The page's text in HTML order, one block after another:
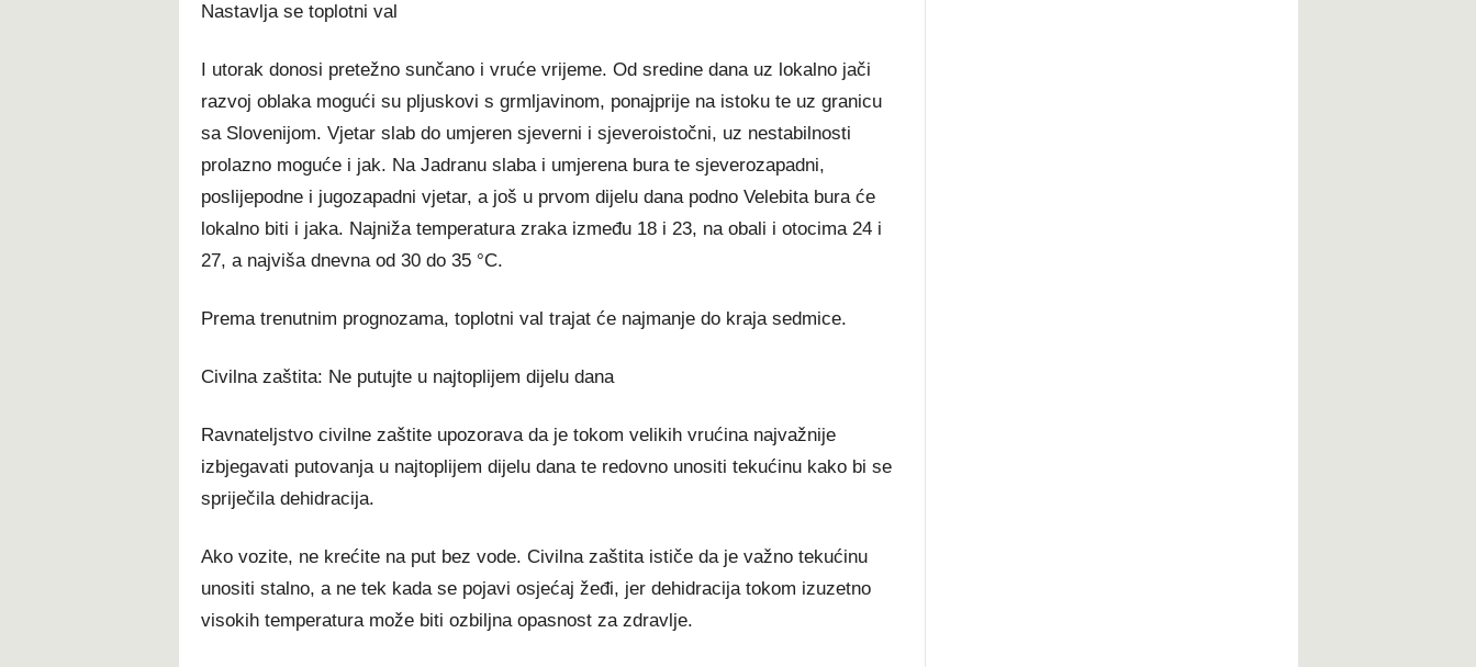
Nastavlja se toplotni val
I utorak donosi pretežno sunčano i vruće vrijeme. Od sredine dana uz lokalno jači
razvoj oblaka mogući su pljuskovi s grmljavinom, ponajprije na istoku te uz granicu
sa Slovenijom. Vjetar slab do umjeren sjeverni i sjeveroistočni, uz nestabilnosti
prolazno moguće i jak. Na Jadranu slaba i umjerena bura te sjeverozapadni,
poslijepodne i jugozapadni vjetar, a još u prvom dijelu dana podno Velebita bura će
lokalno biti i jaka. Najniža temperatura zraka između 18 i 23, na obali i otocima 24 i
27, a najviša dnevna od 30 do 35 °C.
Prema trenutnim prognozama, toplotni val trajat će najmanje do kraja sedmice.
Civilna zaštita: Ne putujte u najtoplijem dijelu dana
Ravnateljstvo civilne zaštite upozorava da je tokom velikih vrućina najvažnije
izbjegavati putovanja u najtoplijem dijelu dana te redovno unositi tekućinu kako bi se
spriječila dehidracija.
Ako vozite, ne krećite na put bez vode. Civilna zaštita ističe da je važno tekućinu
unositi stalno, a ne tek kada se pojavi osjećaj žeđi, jer dehidracija tokom izuzetno
visokih temperatura može biti ozbiljna opasnost za zdravlje.